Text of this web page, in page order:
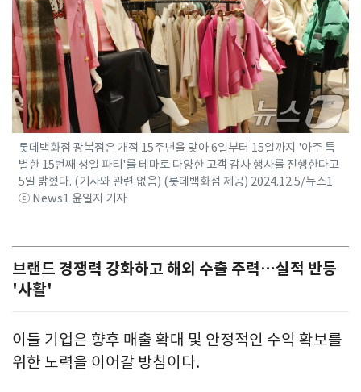
롯데백화점 광복점은 개점 15주년을 맞아 6일부터 15일까지 '아주 특
별한 15번째 생일 파티'를 테마로 다양한 고객 감사 행사를 진행한다고
5일 밝혔다. (기사와 관련 없음) (롯데백화점 제공) 2024.12.5/뉴스1
ⓒ News1 윤일지 기자
브랜드 경쟁력 강화하고 해외 수출 주력…실적 반등
'사활'
이들 기업은 향후 매출 확대 및 안정적인 수익 확보를
위한 노력을 이어갈 방침이다.